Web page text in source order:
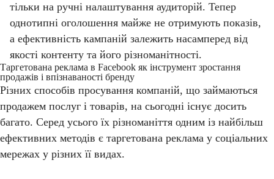
тільки на ручні налаштування аудиторій. Тепер
однотипні оголошення майже не отримують показів,
а ефективність кампаній залежить насамперед від
якості контенту та його різноманітності.
Таргетована реклама в Facebook як інструмент зростання
продажів і впізнаваності бренду
Різних способів просування компаній, що займаються
продажем послуг і товарів, на сьогодні існує досить
багато. Серед усього їх різноманіття одним із найбільш
ефективних методів є таргетована реклама у соціальних
мережах у різних її видах.